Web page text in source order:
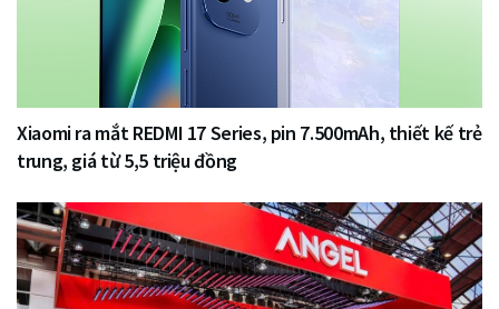
Xiaomi ra mắt REDMI 17 Series, pin 7.500mAh, thiết kế trẻ
trung, giá từ 5,5 triệu đồng